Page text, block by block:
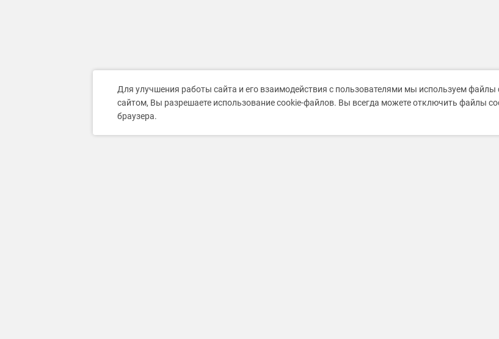
Для улучшения работы сайта и его взаимодействия с пользователями мы используем
сайтом, Вы разрешаете использование cookie-файлов. Вы всегда можете отключить файлы
браузера.